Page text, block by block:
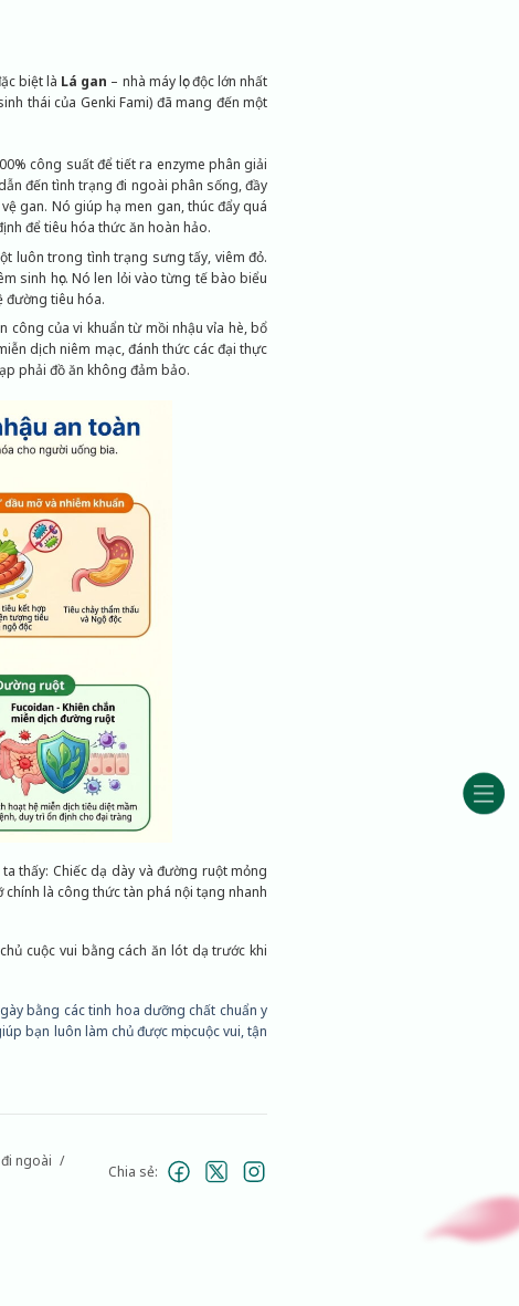
biệt là Lá gan – nhà máy lọc độc lớn nhất
thái của Genki Fami) đã mang đến một
công suất để tiết ra enzyme phân giải
đến tình trạng đi ngoài phân sống, đầy
gan. Nó giúp hạ men gan, thúc đẩy quá
để tiêu hóa thức ăn hoàn hảo.
luôn trong tình trạng sưng tấy, viêm đỏ.
sinh học. Nó len lỏi vào từng tế bào biểu
đường tiêu hóa.
công của vi khuẩn từ mồi nhậu vỉa hè, bổ
dịch niêm mạc, đánh thức các đại thực
phải đồ ăn không đảm bảo.
thấy: Chiếc dạ dày và đường ruột mỏng
là công thức tàn phá nội tạng nhanh
cuộc vui bằng cách ăn lót dạ trước khi
bằng các tinh hoa dưỡng chất chuẩn y
bạn luôn làm chủ được mọi cuộc vui, tận
ngoài
Chia sẻ: